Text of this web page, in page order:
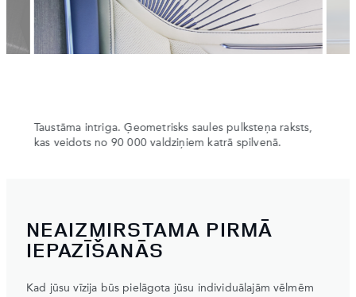
Taustāma intriga. Ģeometrisks saules pulksteņa raksts,
kas veidots no 90 000 valdziņiem katrā spilvenā.
NEAIZMIRSTAMA PIRMĀ
IEPAZĪŠANĀS
Kad jūsu vīzija būs pielāgota jūsu individuālajām vēlmēm